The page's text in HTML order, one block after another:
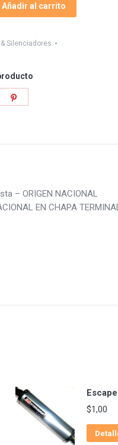
Añadir al carrito
Silenciadores
– ORIGEN NACIONAL
EN CHAPA
$1,00